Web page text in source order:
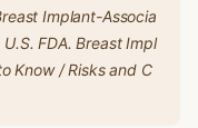
Implant-Associa
U.S. FDA. Breast Impl
Know / Risks and C